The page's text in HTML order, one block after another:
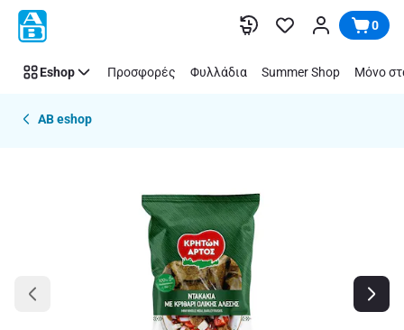
Παράλειψη 0
Eshop Προσφορές Φυλλάδια Summer Shop Μόνο
AB eshop